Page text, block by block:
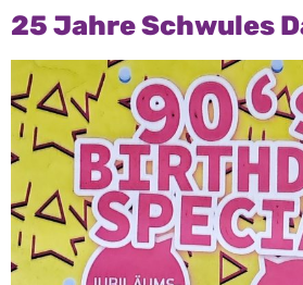
25 Jahre Schwules